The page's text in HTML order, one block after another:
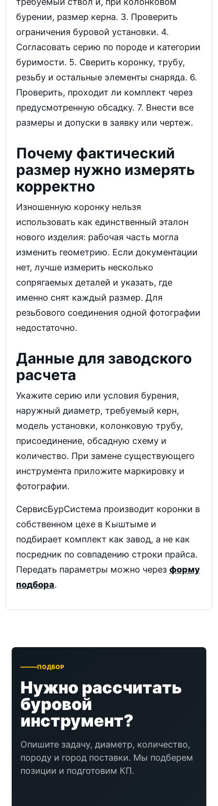
бурении, размер керна. 3. Проверить
ограничения буровой установки. 4.
Согласовать серию по породе и категории
буримости. 5. Сверить коронку, трубу,
резьбу и остальные элементы снаряда. 6.
Проверить, проходит ли комплект через
предусмотренную обсадку. 7. Внести все
размеры и допуски в заявку или чертеж.
Почему фактический
размер нужно измерять
корректно
Изношенную коронку нельзя
использовать как единственный эталон
нового изделия: рабочая часть могла
изменить геометрию. Если документации
нет, лучше измерить несколько
сопрягаемых деталей и указать, где
именно снят каждый размер. Для
резьбового соединения одной фотографии
недостаточно.
Данные для заводского
расчета
Укажите серию или условия бурения,
наружный диаметр, требуемый керн,
модель установки, колонковую трубу,
присоединение, обсадную схему и
количество. При замене существующего
инструмента приложите маркировку и
фотографии.
СервисБурСистема производит коронки в
собственном цехе в Кыштыме и
подбирает комплект как завод, а не как
посредник по совпадению строки прайса.
Передать параметры можно через форму
подбора.
ПОДБОР
Нужно рассчитать
буровой
инструмент?
Опишите задачу, диаметр, количество,
породу и город поставки. Мы подберем
позиции и подготовим КП.